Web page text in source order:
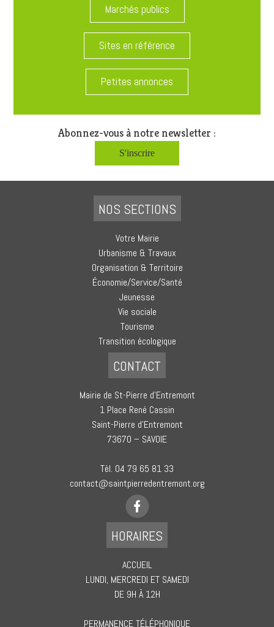
Marchés publics
Sites en référence
Petites annonces
Abonnez-vous à notre newsletter :
S'inscrire
NOS SECTIONS
Votre Mairie
Urbanisme & Travaux
Organisation & Territoire
Économie/Service/Santé
Jeunesse
Vie sociale
Tourisme
Transition écologique
CONTACT
Mairie de St-Pierre d’Entremont
1 Place René Cassin
Saint-Pierre d’Entremont
73670 – SAVOIE
Tèl. 04 79 65 81 33
contact@saintpierredentremont.org
HORAIRES
ACCUEIL
LUNDI, MERCREDI ET SAMEDI
DE 9H À 12H
PERMANENCE TÉLÉPHONIQUE